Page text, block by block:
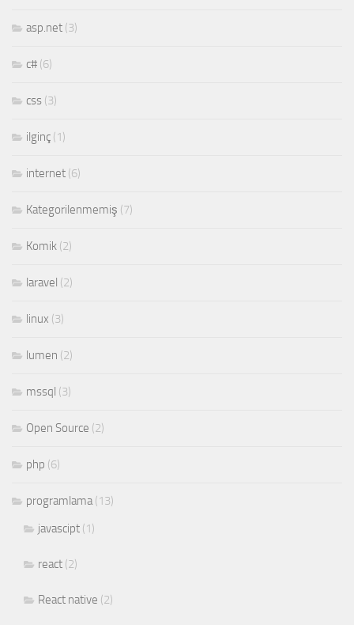
asp.net (3)
c# (6)
css (3)
ilginç (1)
internet (6)
Kategorilenmemiş (7)
Komik (2)
laravel (2)
linux (3)
lumen (2)
mssql (3)
Open Source (2)
php (6)
programlama(13)
javascipt (1)
react (2)
React native (2)